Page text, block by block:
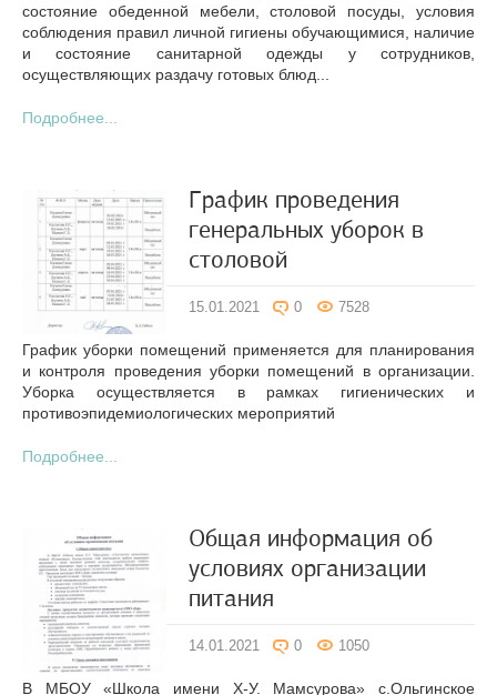
состояние обеденной мебели, столовой посуды, условия
соблюдения правил личной гигиены обучающимися, наличие
и состояние санитарной одежды у сотрудников,
осуществляющих раздачу готовых блюд...
Подробнее...
График проведения
генеральных уборок в
столовой
15.01.2021 0 7528
График уборки помещений применяется для планирования
и контроля проведения уборки помещений в организации.
Уборка осуществляется в рамках гигиенических и
противоэпидемиологических мероприятий
Подробнее...
Общая информация об
условиях организации
питания
14.01.2021 0 1050
В МБОУ «Школа имени Х-У. Мамсурова» с.Ольгинское